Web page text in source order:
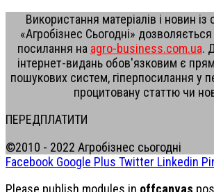
Використання матеріалів і новин
«Агробізнес Сьогодні»
посилання на agro-business.com.ua.
інтернет-видань обов'язковим є
пошукових систем, гіперпосилання у
процитовану статтю чи
ПЕРЕДПЛАТИТИ
©2010 - 2022 Агробізнес сьогодні
Facebook Google Plus Twitter Linkedin
Please publish modules in offcanvas